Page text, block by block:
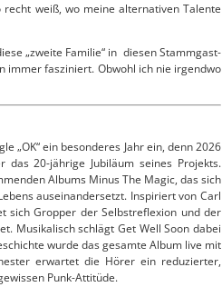
weiß, wo meine alternativen Talente
„zweite Familie“ in diesen Stammgast-
immer fasziniert. Obwohl ich nie irgendwo
„OK“ ein besonderes Jahr ein, denn 2026
20-jährige Jubiläum seines Projekts.
Albums Minus The Magic, das sich
auseinandersetzt. Inspiriert von Carl
sich Gropper der Selbstreflexion und der
Musikalisch schlägt Get Well Soon dabei
wurde das gesamte Album live mit
erwartet die Hörer ein reduzierter,
Punk-Attitüde.